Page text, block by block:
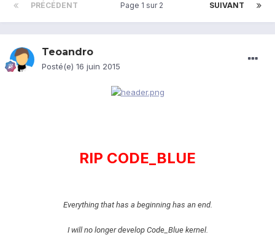
PRÉCÉDENT SUIVANT
Page 1 sur 2
Teoandro
Posté(e) 16 juin 2015
RIP CODE_BLUE
Everything that has a beginning has an end.
I will no longer develop Code_Blue kernel.